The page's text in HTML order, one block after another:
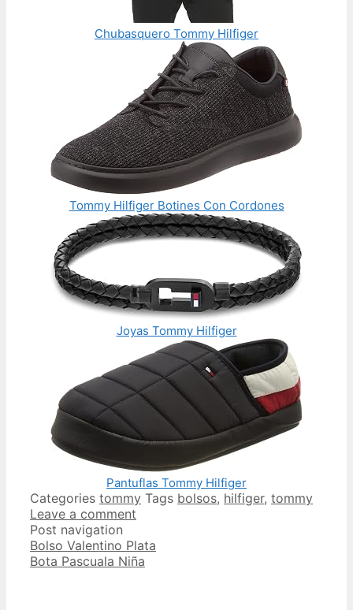
Chubasquero Tommy Hilfiger
Tommy Hilfiger Botines Con Cordones
Joyas Tommy Hilfiger
Pantuflas Tommy Hilfiger
Categories tommy Tags bolsos, hilfiger, tommy
Leave a comment
Post navigation
Bolso Valentino Plata
Bota Pascuala Niña